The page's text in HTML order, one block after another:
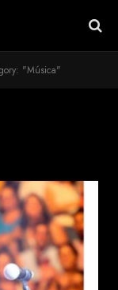
"Música"